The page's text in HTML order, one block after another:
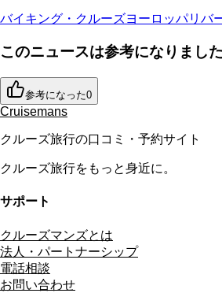
バイキング・クルーズヨーロッパリバ
このニュースは参考になりまし
参考になった0
Cruisemans
クルーズ旅行の口コミ・予約サイト
クルーズ旅行をもっと身近に。
サポート
クルーズマンズとは
法人・パートナーシップ
電話相談
お問い合わせ